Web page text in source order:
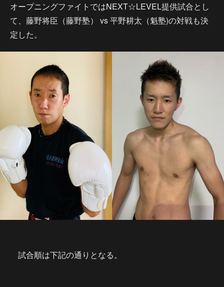
オープニングファイトではNEXT☆LEVEL提供試合とし
て、藤野将臣（藤野塾） vs 平野耕太（魁塾)の対戦も決
定した。
試合順は下記の通りとなる。